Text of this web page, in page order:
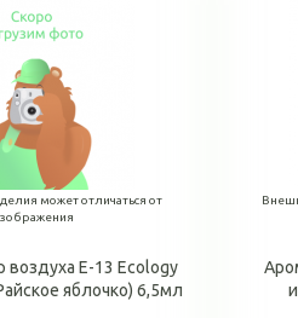
может отличаться от
воздуха E-13 Ecology
яблочко) 6,5мл